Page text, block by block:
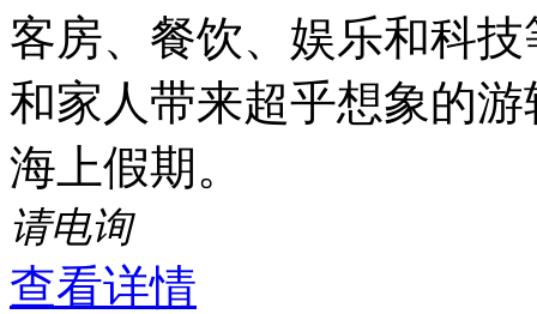
客房、餐饮、娱乐和科
和家人带来超乎想象的
海上假期。
请电询
查看详情